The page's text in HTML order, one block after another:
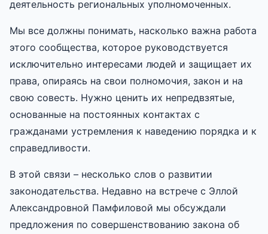
деятельность региональных уполномоченных.
Мы все должны понимать, насколько важна работа
этого сообщества, которое руководствуется
исключительно интересами людей и защищает их
права, опираясь на свои полномочия, закон и на
свою совесть. Нужно ценить их непредвзятые,
основанные на постоянных контактах с
гражданами устремления к наведению порядка и к
справедливости.
В этой связи – несколько слов о развитии
законодательства. Недавно на встрече с Эллой
Александровной Памфиловой мы обсуждали
предложения по совершенствованию закона об